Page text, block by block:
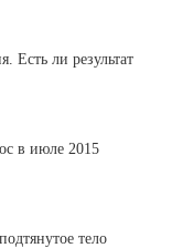
Есть ли результат
в июле 2015
тело